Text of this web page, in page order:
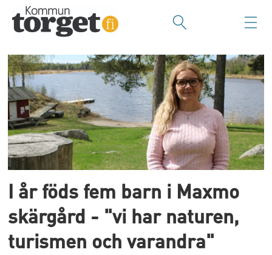
Tag:
leena
nikkari-
östman
I år föds fem barn i Maxmo
skärgård - "vi har naturen,
turismen och varandra"